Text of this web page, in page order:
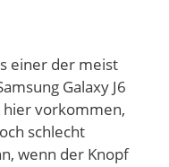
einer der meist
Galaxy J6
hier vorkommen,
schlecht
wenn der Knopf